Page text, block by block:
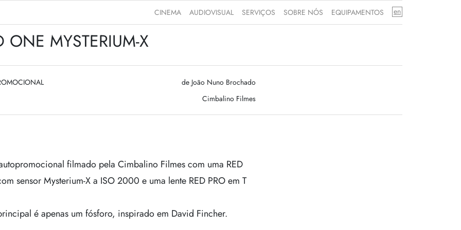
CINEMA AUDIOVISUAL SERVIÇOS SOBRE NÓS EQUIPAMENTOS en
ONE MYSTERIUM-X
de João Nuno Brochado
Cimbalino Filmes
filmado pela Cimbalino Filmes com uma RED
sensor Mysterium-X a ISO 2000 e uma lente RED PRO em T
é apenas um fósforo, inspirado em David Fincher.